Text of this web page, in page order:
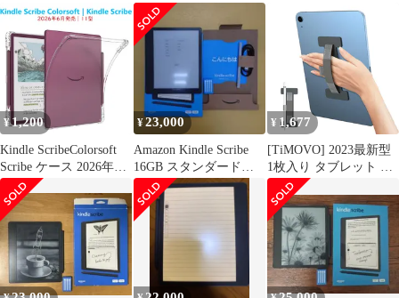
デル 第3世代 26年 保護
フィルム OverLay Eye
Protector for キンドル
目に優しい
ミアムペン付き
世代 26年 保護フィルム
OverLay Plus for キンド
ル アンチグレア 反射防
止 指紋防止
¥1,200
Kindle ScribeColorsoft
Scribe ケース 2026年発
売 11インチ ソフト ク
リアカバー ペン収納
TPU 透明 薄型 軽量 衝
撃吸収 エアクッション
シンプル タブレットケ
ース
¥23,000
Amazon Kindle Scribe
16GB スタンダードペ
ン付
¥ 1,677
[TiMOVO] 2023最新型
1枚入り タブレット バ
ンド タブレット ストラ
ップ タブレットPC用安
全ハンドストラップ
ipad バンド ipad mini バ
ンド ペンホルダー付き
粘着式 片手持ち 落下防
止 薄型 6-11インチ対応